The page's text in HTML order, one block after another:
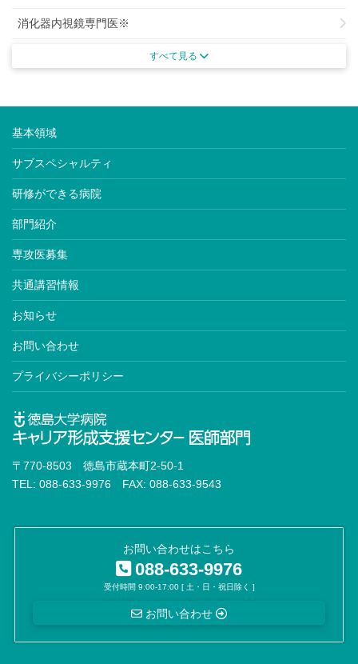
消化器内視鏡専門医※
臨床神経生理学会認定医
脳卒中専門医
認知症専門医
すべて見る
基本領域
サブスペシャルティ
研修ができる病院
部門紹介
専攻医募集
共通講習情報
お知らせ
お問い合わせ
プライバシーポリシー
〒770-8503 徳島市蔵本町2-50-1
TEL: 088-633-9976 FAX: 088-633-9543
お問い合わせはこちら
088-633-9976
受付時間 9:00-17:00 [ 土・日・祝日除く ]
お問い合わせ